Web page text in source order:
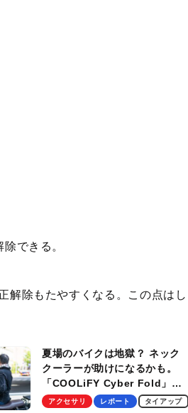
できる。
解除もたやすくなる。この点はし
夏場のバイクは地獄？ ネック
クーラーが助けになるかも。
「COOLiFY Cyber Fold」レ
ビュー。冷却の速さ、密着する
アクセサリ レポート タイアップ